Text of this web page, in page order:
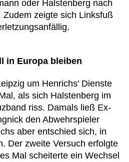
oder Halstenberg nach
Zudem zeigte sich Linksfuß
in Europa bleiben
um Henrichs' Dienste
als sich Halstenberg im
riss. Damals ließ Ex-
den Abwehrspieler
aber entschied sich, in
Der zweite Versuch erfolgte
Mal scheiterte ein Wechsel